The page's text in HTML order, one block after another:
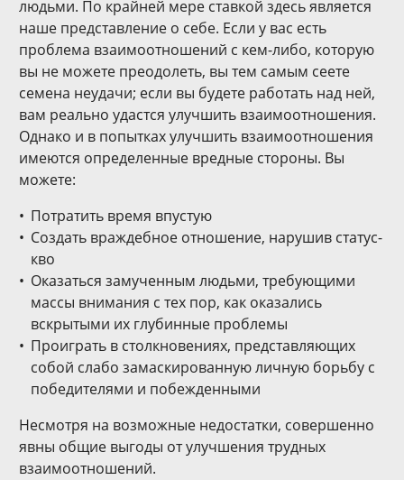
людьми. По крайней мере ставкой здесь является
наше представление о себе. Если у вас есть
проблема взаимоотношений с кем-либо, которую
вы не можете преодолеть, вы тем самым сеете
семена неудачи; если вы будете работать над ней,
вам реально удастся улучшить взаимоотношения.
Однако и в попытках улучшить взаимоотношения
имеются определенные вредные стороны. Вы
можете:
Потратить время впустую
Создать враждебное отношение, нарушив статус-
кво
Оказаться замученным людьми, требующими
массы внимания с тех пор, как оказались
вскрытыми их глубинные проблемы
Проиграть в столкновениях, представляющих
собой слабо замаскированную личную борьбу с
победителями и побежденными
Несмотря на возможные недостатки, совершенно
явны общие выгоды от улучшения трудных
взаимоотношений.